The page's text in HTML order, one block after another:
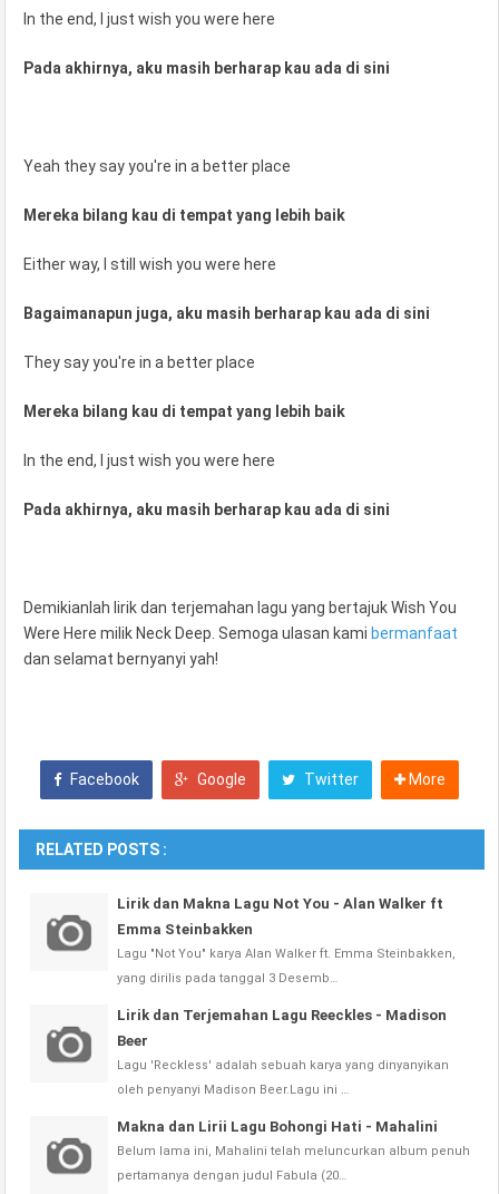
In the end, I just wish you were here
Pada akhirnya, aku masih berharap kau ada di sini
Yeah they say you're in a better place
Mereka bilang kau di tempat yang lebih baik
Either way, I still wish you were here
Bagaimanapun juga, aku masih berharap kau ada di sini
They say you're in a better place
Mereka bilang kau di tempat yang lebih baik
In the end, I just wish you were here
Pada akhirnya, aku masih berharap kau ada di sini
Demikianlah lirik dan terjemahan lagu yang bertajuk Wish You
Were Here milik Neck Deep. Semoga ulasan kami bermanfaat
dan selamat bernyanyi yah!
Facebook Google Twitter More
RELATED POSTS :
Lirik dan Makna Lagu Not You - Alan Walker ft
Emma Steinbakken
Lagu "Not You" karya Alan Walker ft. Emma Steinbakken,
yang dirilis pada tanggal 3 Desemb…
Lirik dan Terjemahan Lagu Reeckles - Madison
Beer
Lagu 'Reckless' adalah sebuah karya yang dinyanyikan
oleh penyanyi Madison Beer.Lagu ini …
Makna dan Lirii Lagu Bohongi Hati - Mahalini
Belum lama ini, Mahalini telah meluncurkan album penuh
pertamanya dengan judul Fabula (20…